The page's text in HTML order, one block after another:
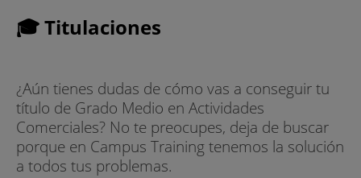
🎓 Titulaciones
¿Aún tienes dudas de cómo vas a conseguir tu
título de Grado Medio en Actividades
Comerciales? No te preocupes, deja de buscar
porque en Campus Training tenemos la solución
a todos tus problemas.